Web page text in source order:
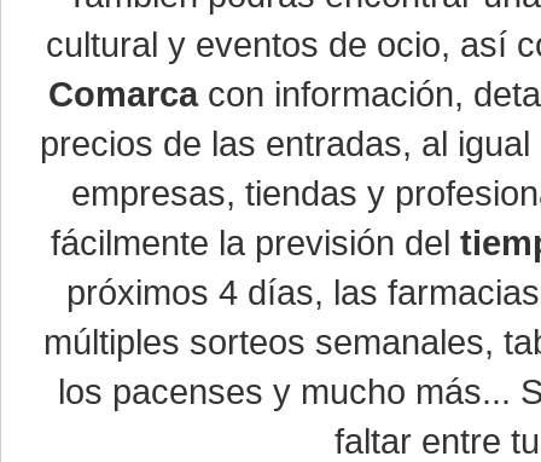
cultural y eventos de ocio, así
Comarcacon información,
precios de las entradas, al
empresas, tiendas y
fácilmente la previsión del
próximos 4 días, las
múltiples sorteos semanales,
los pacenses y mucho más...
faltar entre